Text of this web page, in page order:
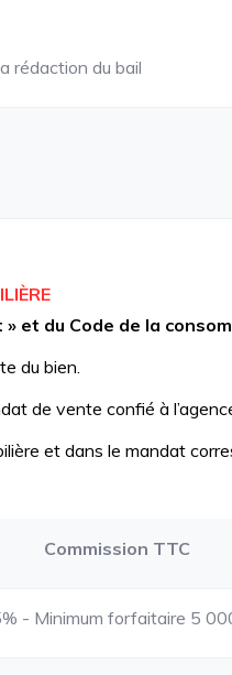
rédaction du bail
et du Code de la
du bien.
de vente confié à
et dans le mandat
Commission TTC
- Minimum forfaitaire 5